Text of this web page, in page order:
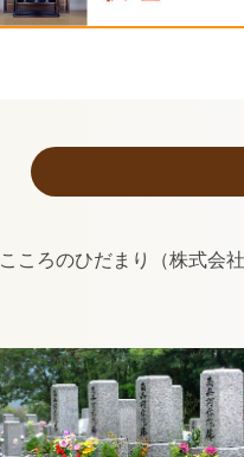
こころのひだまり（株式会